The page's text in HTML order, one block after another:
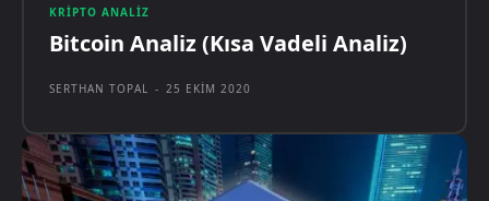
KRIPTO ANALIZ
Bitcoin Analiz (Kısa Vadeli Analiz)
SERTHAN TOPAL - 25 EKIM 2020